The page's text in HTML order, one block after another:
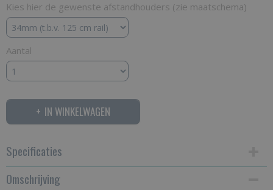
Kies hier de gewenste afstandhouders (zie maatschema)
Aantal
IN WINKELWAGEN
Specificaties
Productcode
Omschrijving